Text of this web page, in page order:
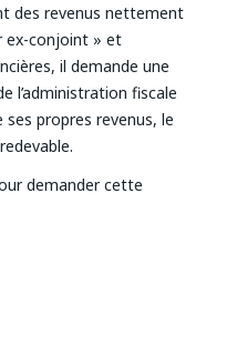
des revenus nettement
ex-conjoint » et
il demande une
l’administration fiscale
propres revenus, le
demander cette